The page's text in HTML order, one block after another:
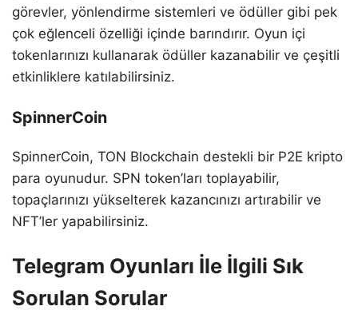
görevler, yönlendirme sistemleri ve ödüller gibi pek
çok eğlenceli özelliği içinde barındırır. Oyun içi
tokenlarınızı kullanarak ödüller kazanabilir ve çeşitli
etkinliklere katılabilirsiniz.
SpinnerCoin
SpinnerCoin, TON Blockchain destekli bir P2E kripto
para oyunudur. SPN token’ları toplayabilir,
topaçlarınızı yükselterek kazancınızı artırabilir ve
NFT’ler yapabilirsiniz.
Telegram Oyunları İle İlgili Sık
Sorulan Sorular